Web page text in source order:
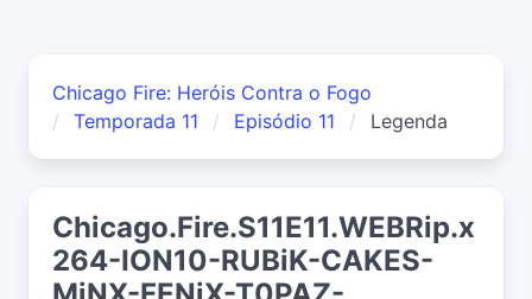
Chicago Fire: Heróis Contra o Fogo
Temporada 11
Episódio 11 Legenda
Chicago.Fire.S11E11.WEBRip.x
264-ION10-RUBiK-CAKES-